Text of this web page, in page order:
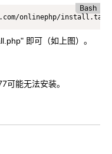
Bash
onlinephp/
即可（如上图）。
能无法安装。